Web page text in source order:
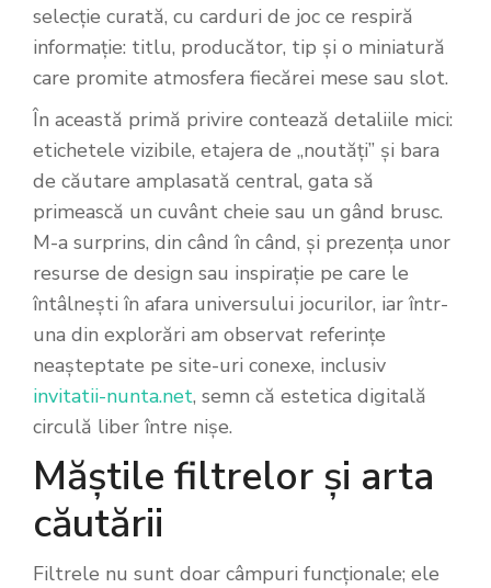
selecție curată, cu carduri de joc ce respiră
informație: titlu, producător, tip și o miniatură
care promite atmosfera fiecărei mese sau slot.
În această primă privire contează detaliile mici:
etichetele vizibile, etajera de „noutăți” și bara
de căutare amplasată central, gata să
primească un cuvânt cheie sau un gând brusc.
M-a surprins, din când în când, și prezența unor
resurse de design sau inspirație pe care le
întâlnești în afara universului jocurilor, iar într-
una din explorări am observat referințe
neașteptate pe site-uri conexe, inclusiv
invitatii-nunta.net, semn că estetica digitală
circulă liber între nișe.
Măștile filtrelor și arta
căutării
Filtrele nu sunt doar câmpuri funcționale; ele